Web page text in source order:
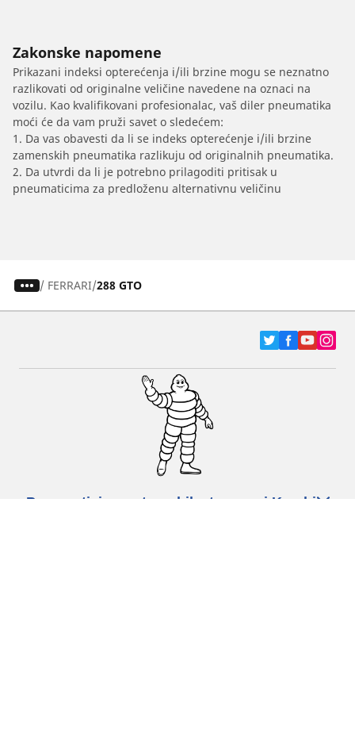
Zakonske napomene
Prikazani indeksi opterećenja i/ili brzine mogu se neznatno
razlikovati od originalne veličine navedene na oznaci na
vozilu. Kao kvalifikovani profesionalac, vaš diler pneumatika
moći će da vam pruži savet o sledećem:
1. Da vas obavesti da li se indeks opterećenje i/ili brzine
zamenskih pneumatika razlikuju od originalnih pneumatika.
2. Da utvrdi da li je potrebno prilagoditi pritisak u
pneumaticima za predloženu alternativnu veličinu
/ FERRARI 288 GTO
Pneumatici za automobile, terence i Kombi